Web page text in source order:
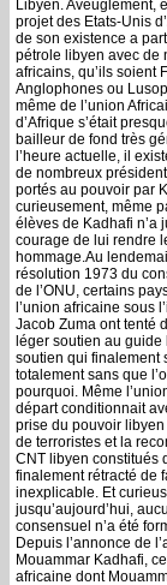
Libyen. Aveuglement,
projet des Etats-Unis
de son existence a
pétrole libyen avec de
africains, qu’ils soient
Anglophones ou
même de l’union
d’Afrique s’était
bailleur de fond très
l’heure actuelle, il
de nombreux
portés au pouvoir par
curieusement, même
élèves de Kadhafi n’a
courage de lui rendre
hommage.Au
résolution 1973 du
de l’ONU, certains
l’union africaine sous
Jacob Zuma ont tenté
léger soutien au guide
soutien qui finalement
totalement sans que
pourquoi. Même
départ conditionnait
prise du pouvoir
de terroristes et la
CNT libyen constitués
finalement rétracté de
inexplicable. Et
jusqu’aujourd’hui,
consensuel n’a été
Depuis l’annonce de
Mouammar Kadhafi,
africaine dont